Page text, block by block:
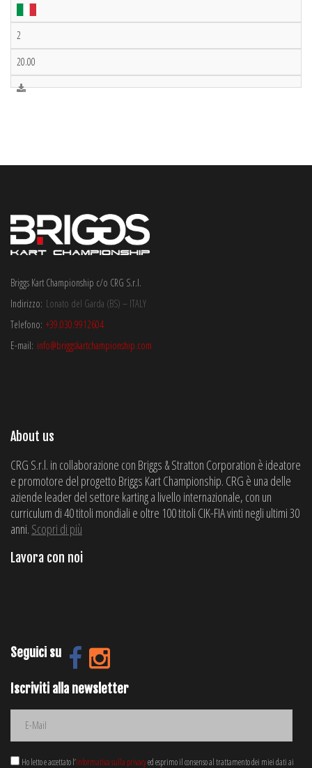
2
20.00
Briggs Kart Championship c/o CRG S.r.l.
Indirizzo: Lonato del Garda (BS) – ITALY
Telefono: +39.030.9912604
E-mail: info@briggskartchampionship.com
About us
CRG S.r.l. in collaborazione con Briggs & Stratton Corporation è ideatore
e promotore del progetto Briggs Kart Championship. CRG è una delle
aziende leader del settore karting a livello internazionale, con un
curriculum di 40 titoli mondiali e oltre 100 titoli CIK-FIA vinti negli ultimi 30
anni. Scopri di più
Lavora con noi
Seguici su
Iscriviti alla newsletter
Ho letto e accettato l’informativa sulla privacyed esprimo il consenso al trattamento dei miei dati ai